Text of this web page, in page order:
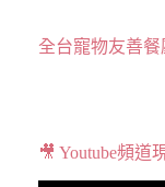
全台寵物友善餐
🎥 Youtube頻道